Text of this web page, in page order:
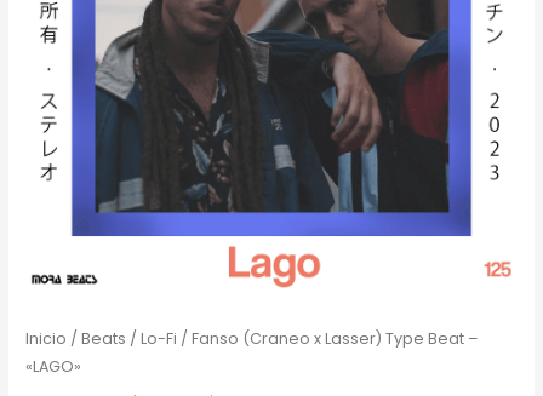
Inicio /Beats /Lo-Fi / Fanso (Craneo x Lasser) Type Beat –
«LAGO»